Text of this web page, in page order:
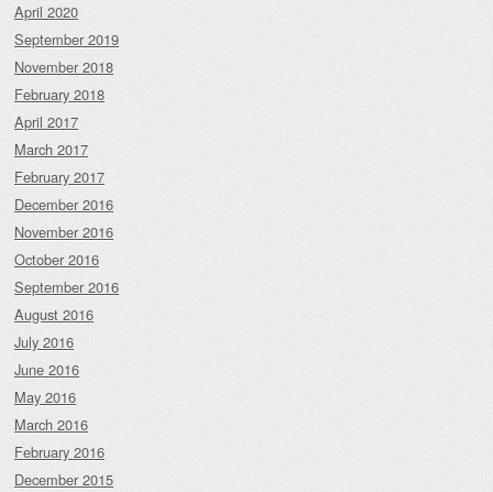
April 2020
September 2019
November 2018
February 2018
April 2017
March 2017
February 2017
December 2016
November 2016
October 2016
September 2016
August 2016
July 2016
June 2016
May 2016
March 2016
February 2016
December 2015